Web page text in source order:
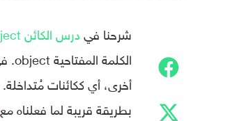
شرحنا فيدرس الكائن Object
الكلمة المفتاحية object. في هذا الدرس، سنتعلم كيف يمكننا أن نعلن عن هذا الكائن، داخل كائنات أو
بطريقة قريبة لما فعلناه مع